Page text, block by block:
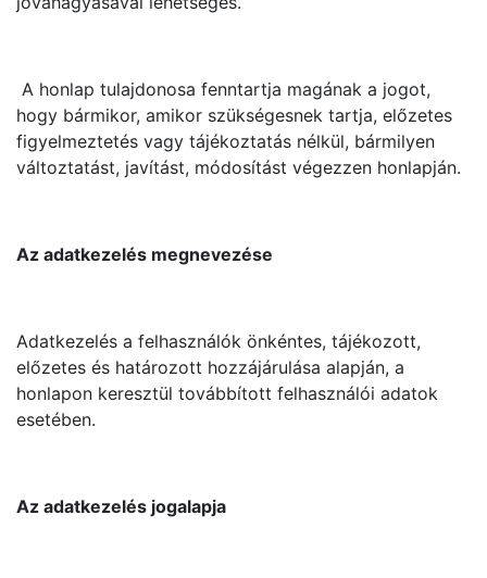
A honlap tulajdonosa fenntartja magának a jogot,
hogy bármikor, amikor szükségesnek tartja, előzetes
figyelmeztetés vagy tájékoztatás nélkül, bármilyen
változtatást, javítást, módosítást végezzen honlapján.
Az adatkezelés megnevezése
Adatkezelés a felhasználók önkéntes, tájékozott,
előzetes és határozott hozzájárulása alapján, a
honlapon keresztül továbbított felhasználói adatok
esetében.
Az adatkezelés jogalapja